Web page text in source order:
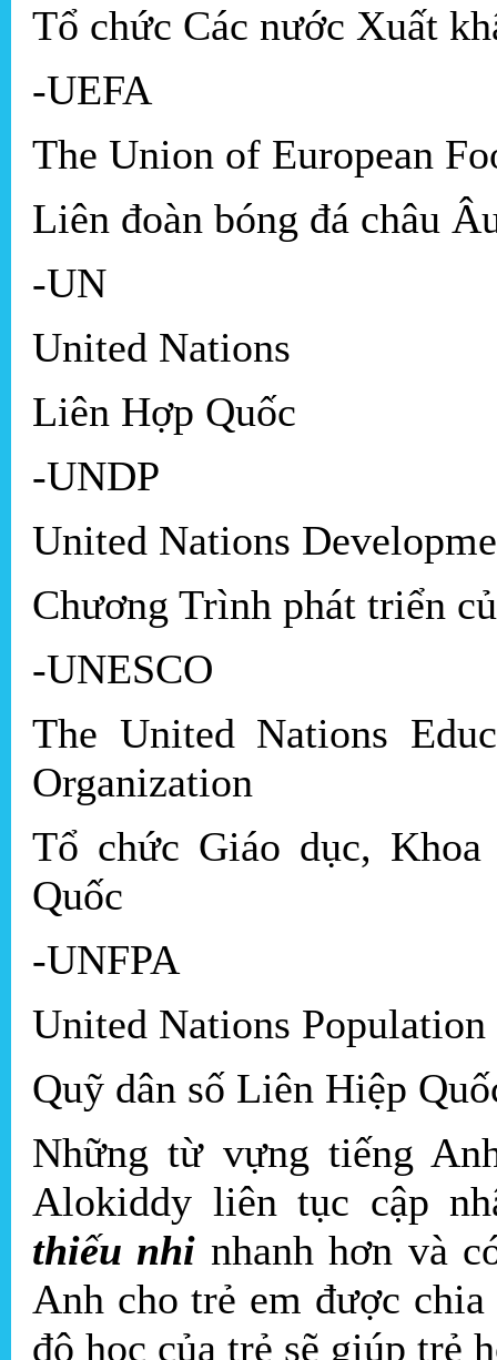
Tổ chức Các nước Xuất
-UEFA
The Union of European
Liên đoàn bóng đá châu
-UN
United Nations
Liên Hợp Quốc
-UNDP
United Nations
Chương Trình phát triển
-UNESCO
The United Nations
Organization
Tổ chức Giáo dục,
Quốc
-UNFPA
United Nations Population
Quỹ dân số Liên Hiệp
Những từ vựng tiếng
Alokiddy liên tục cập
thiếu nhi nhanh hơn và
Anh cho trẻ em được
độ học của trẻ sẽ giúp trẻ